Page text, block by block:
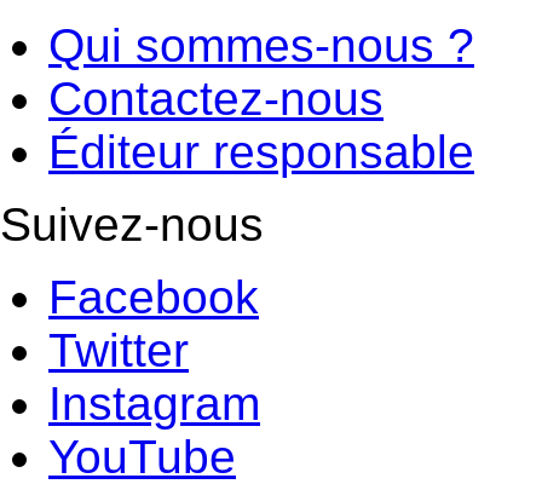
Qui sommes-nous ?
Contactez-nous
Éditeur responsable
Suivez-nous
Facebook
Twitter
Instagram
YouTube